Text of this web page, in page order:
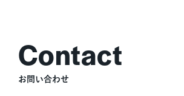
お問い合わせ